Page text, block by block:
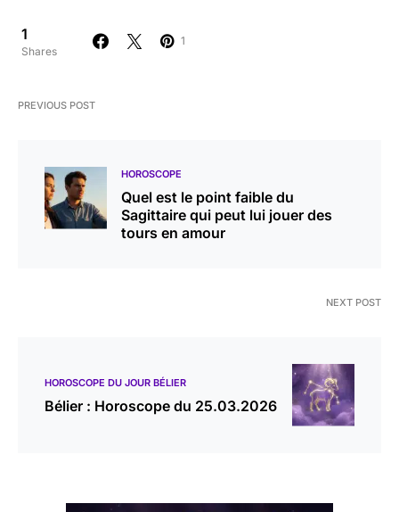
1
Shares
1
PREVIOUS POST
HOROSCOPE
Quel est le point faible du
Sagittaire qui peut lui jouer des
tours en amour
NEXT POST
HOROSCOPE DU JOUR BÉLIER
Bélier : Horoscope du 25.03.2026